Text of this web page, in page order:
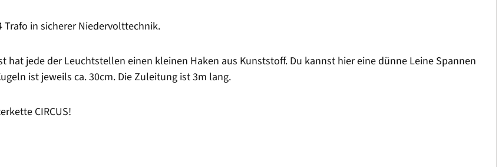
in sicherer Niedervolttechnik.
jede der Leuchtstellen einen kleinen Haken aus Kunststoff. Du kannst hier eine dünne Leine Spannen
ist jeweils ca. 30cm. Die Zuleitung ist 3m lang.
CIRCUS!